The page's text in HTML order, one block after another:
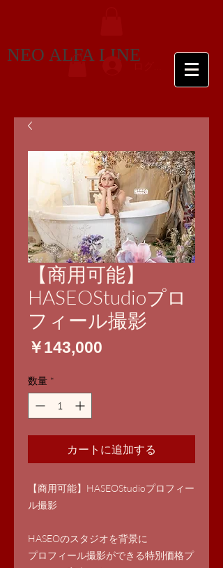
NEO ALFA LINE
【商用可能】
HASEOStudioプロ
フィール撮影
￥143,000
数量 *
カートに追加する
【商用可能】HASEOStudioプロフィー
ル撮影
HASEOのスタジオを背景に
プロフィール撮影ができる特別価格プ